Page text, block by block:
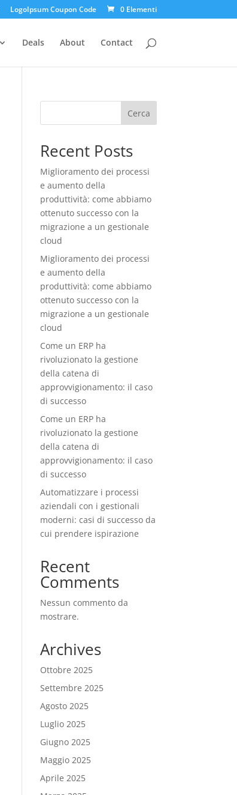
LogoIpsum Coupon Code 0 Elementi
Deals About Contact
Cerca
Recent Posts
Miglioramento dei processi
e aumento della
produttività: come abbiamo
ottenuto successo con la
migrazione a un gestionale
cloud
Miglioramento dei processi
e aumento della
produttività: come abbiamo
ottenuto successo con la
migrazione a un gestionale
cloud
Come un ERP ha
rivoluzionato la gestione
della catena di
approvvigionamento: il caso
di successo
Come un ERP ha
rivoluzionato la gestione
della catena di
approvvigionamento: il caso
di successo
Automatizzare i processi
aziendali con i gestionali
moderni: casi di successo da
cui prendere ispirazione
Recent
Comments
Nessun commento da
mostrare.
Archives
Ottobre 2025
Settembre 2025
Agosto 2025
Luglio 2025
Giugno 2025
Maggio 2025
Aprile 2025